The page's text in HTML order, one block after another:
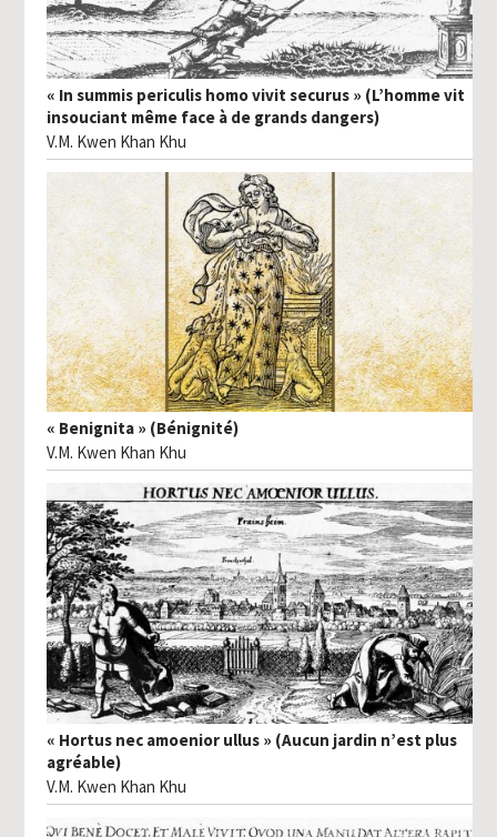
« In summis periculis homo vivit securus » (L’homme vit
insouciant même face à de grands dangers)
V.M. Kwen Khan Khu
« Benignita » (Bénignité)
V.M. Kwen Khan Khu
« Hortus nec amoenior ullus » (Aucun jardin n’est plus
agréable)
V.M. Kwen Khan Khu